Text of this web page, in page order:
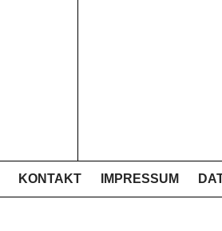
KONTAKT IMPRESSUM